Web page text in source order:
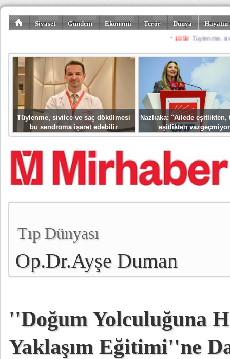
Siyaset Gündem Ekonomi Terör Dünya
Spor Misafir
Tüylenme, sivilce ve saç dökülmesi
bu sendroma işaret edebilir
Nazlıaka: ''Ailede eşitlikten,
eşitlikten
Tıp Dünyası
Op.Dr.Ayşe Duman
''Doğum Yolculuğuna
Yaklaşım Eğitimi''ne